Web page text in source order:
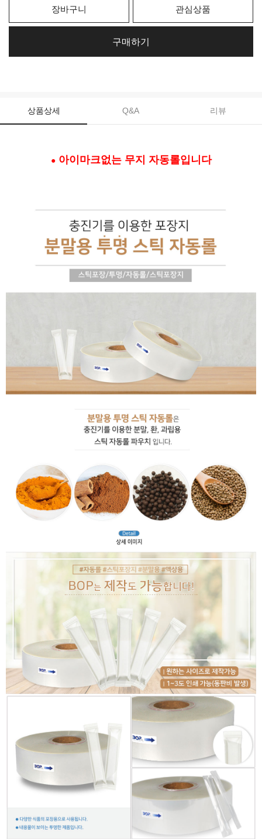
장바구니 관심상품
구매하기
상품상세 Q&A 리뷰
●아이마크없는 무지 자동롤입니다